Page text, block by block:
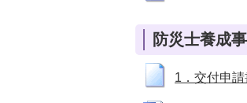
防災士養成
1．交付申